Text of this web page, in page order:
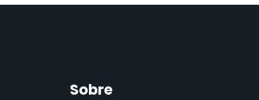
Sobre